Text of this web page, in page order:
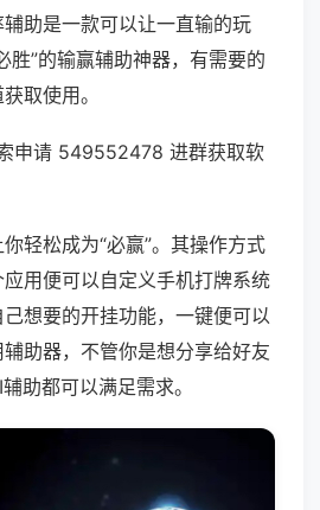
助是一款可以让一直输的玩
胜”的输赢辅助神器，有需要的
取使用。
申请 549552478 进群获取软
轻松成为“必赢”。其操作方式
用便可以自定义手机打牌系统
想要的开挂功能，一键便可以
助器，不管你是想分享给好友
助都可以满足需求。